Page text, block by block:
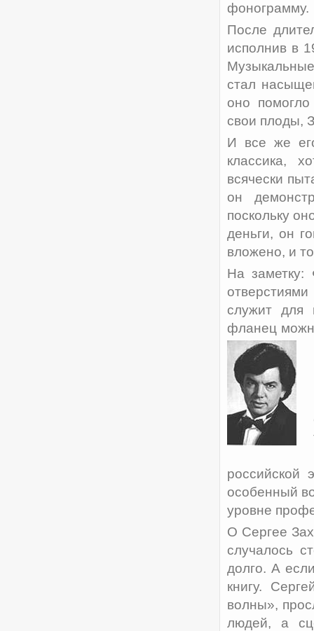
фонограмму.
После
исполнив в
стал
оно
свои плоды,
И все же
классика,
всячески
он
поскольку
деньги, он
вложено, и
На заметку:
служит для
фланец
российской
особенный
уровне
О Сергее
случалось
долго. А
книгу.
волны»,
людей, а